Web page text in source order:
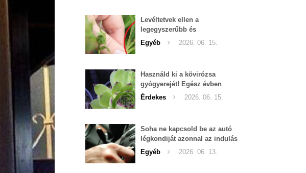
Levéltetvek ellen a
legegyszerűbb és
leghatékonyabb filléres
háziszer
Egyéb 2026. 06. 15.
Használd ki a kövirózsa
gyógyerejét! Egész évben
hozzáférhető.
Érdekes 2026. 06. 15.
Soha ne kapcsold be az autó
légkondiját azonnal az indulás
után!
Egyéb 2026. 06. 13.